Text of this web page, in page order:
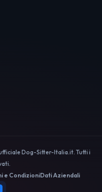
Dog-Sitter-Italia.it. Tutti i
e CondizioniDati Aziendali